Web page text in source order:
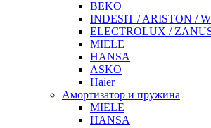
BEKO
INDESIT / ARISTON /
ELECTROLUX /
MIELE
HANSA
ASKO
Haier
Амортизатор и пружина
MIELE
HANSA